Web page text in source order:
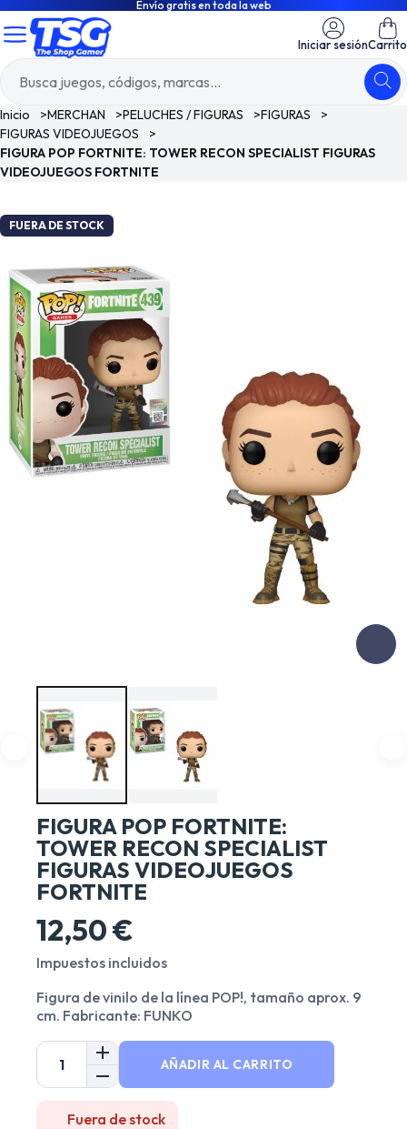
Envío gratis en toda la web
Iniciar sesiónCarrito
Inicio >MERCHAN >PELUCHES / FIGURAS >FIGURAS
>
FIGURAS VIDEOJUEGOS
>
FIGURA POP FORTNITE: TOWER RECON SPECIALIST FIGURAS
VIDEOJUEGOS FORTNITE
FUERA DE STOCK
FIGURA POP FORTNITE:
TOWER RECON SPECIALIST
FIGURAS VIDEOJUEGOS
FORTNITE
12,50 €
Impuestos incluidos
Figura de vinilo de la línea POP!, tamaño aprox. 9
cm. Fabricante: FUNKO
AÑADIR AL CARRITO
Fuera de stock